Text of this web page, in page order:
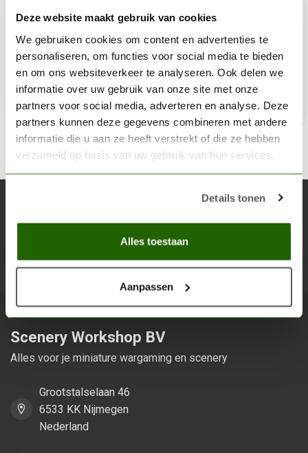
Deze website maakt gebruik van cookies
We gebruiken cookies om content en advertenties te
personaliseren, om functies voor social media te bieden
en om ons websiteverkeer te analyseren. Ook delen we
informatie over uw gebruik van onze site met onze
partners voor social media, adverteren en analyse. Deze
partners kunnen deze gegevens combineren met andere
informatie die u aan ze heeft verstrekt of die ze hebben
verzameld op basis van uw gebruik van hun services.
Details tonen
Alles toestaan
Aanpassen
Incubi Darkness - Base Paint - 12ml - 21-11
€3,60
Niet op voorraad
Blijf op de hoogte over onze laatste acties
Scenery Workshop BV
Alles voor je miniature wargaming en scenery
Grootstalselaan 46
6533 KK Nijmegen
Nederland